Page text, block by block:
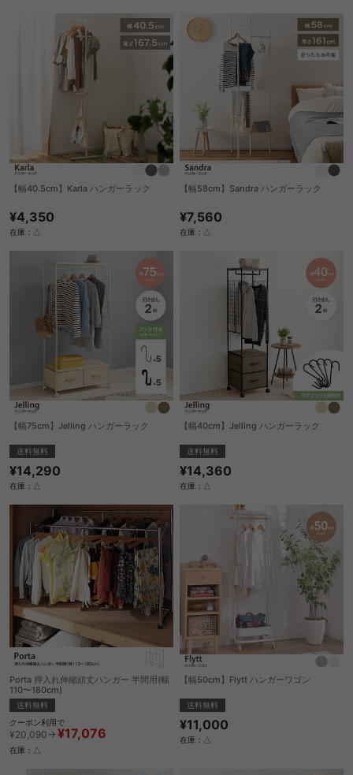
【幅40.5cm】Karla ハンガーラック
¥4,350
在庫：△
【幅58cm】Sandra ハンガーラック
¥7,560
在庫：△
【幅75cm】Jelling ハンガーラック
送料無料
¥14,290
在庫：△
【幅40cm】Jelling ハンガーラック
送料無料
¥14,360
在庫：△
Porta 押入れ伸縮頑丈ハンガー 半間用(幅
110〜180cm)
送料無料
クーポン利用で
¥20,090→ ¥17,076
在庫：△
【幅50cm】Flytt ハンガーワゴン
送料無料
¥11,000
在庫：△